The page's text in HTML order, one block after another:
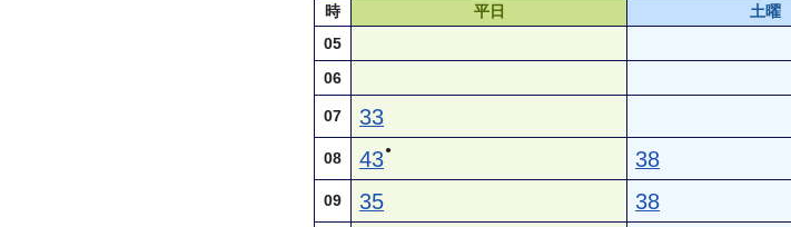
時 平日 土曜
05
06
07 33
08 43● 38
09 35 38